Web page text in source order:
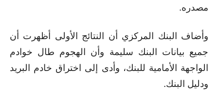
مصدره.
وأضاف البنك المركزي أن النتائج الأولى أظهرت أن
جميع بيانات البنك سليمة وأن الهجوم طال خوادم
الواجهة الأمامية للبنك، وأدى إلى اختراق خادم البريد
ودليل البنك.